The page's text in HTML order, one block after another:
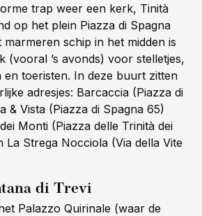
trap weer een kerk, Tinità
op het plein Piazza di Spagna
schip in het midden is
(vooral ’s avonds) voor stelletjes,
en toeristen. In deze buurt zitten
adresjes: Barcaccia (Piazza di
& Vista (Piazza di Spagna 65)
Monti (Piazza delle Trinità dei
La Strega Nocciola (Via della Vite
di Trevi
Palazzo Quirinale (waar de